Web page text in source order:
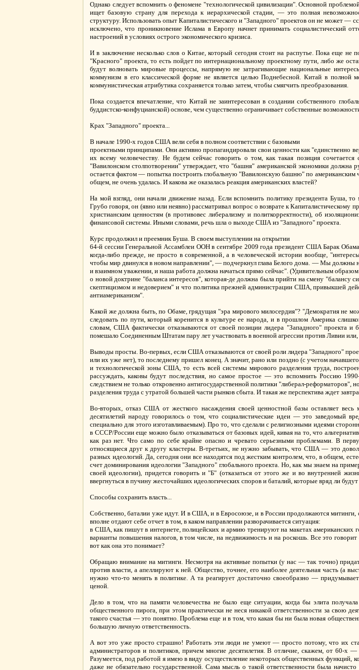
Однако следует вспомнить о феномене "технологической цивилизации". Основной
ищет базовую страну для перехода к иерархической стадии, — это полная
структуру. Использовать опыт Капиталистического и "Западного" проектов он не может —
исключено, что проникновение Ислама в Европу начнет принимать социалистический
настроений в условиях острого экономического кризиса.
И в заключение несколько слов о Китае, который сегодня стоит на распутье. Пока еще не
"Красного" проекта, то есть пойдет по интернациональному проектному пути, либо же
будут волновать мировые процессы, напрямую не затрагивающие национальные
коммунизм в его классической форме не является целью Поднебесной. Китай в полной
коммунистическая атрибутика сохраняется только затем, чтобы смягчить преобразования.
Пока создается впечатление, что Китай не заинтересован в создании собственного
буддистско-конфуцианской) основе, чем существенно ограничивает собственные
Крах "Западного" проекта...
В начале 1990-х годов США вели себя в полном соответствии с базовыми
проектными принципами. Они активно пропагандировали свои ценности как "единственно
их всему человечеству. Не будем сейчас говорить о том, как такая позиция
"Вавилонском столпотворении" утверждает, что "башня" американской экономики
остается фактом — попытка построить глобальную "Вавилонскую башню" по американским
общем, не очень удалась. И какова же оказалась реакция американских властей?
На мой взгляд, они начали движение назад. Если вспомнить политику президента Буша,
Грубо говоря, он (явно или неявно) рассматривал вопрос о возврате к Капиталистическому
христианским ценностям (в противовес либерализму и политкорректности), об
финансовой системы. Иными словами, речь шла о выходе США из "Западного" проекта.
Курс продолжил и преемник Буша. В своем выступлении на открытии
64-й сессии Генеральной Ассамблеи ООН в сентябре 2009 года президент США Барак
когда-либо прежде, не просто в современной, а в человеческой истории вообще,
чтобы мир двинулся в новом направлении", — подчеркнул глава Белого дома. — Мы должны
и взаимном уважении, и наша работа должна начаться прямо сейчас". (Удивительным
о новой доктрине "баланса интересов", которая-де должна была прийти на смену "балансу
скептицизмом и недоверием" и что политика прежней администрации США, привыкшей
антиамериканизм".
Какой же должна быть, по Обаме, грядущая "эра мирового милосердия"? "Демократия не
следовать по пути, который коренится в культуре ее народа, и в прошлом Америка
словам, США фактически отказываются от своей позиции лидера "Западного" проекта
помешало Соединенным Штатам пару лет участвовать в военной агрессии против Ливии
Выводы просты. Во-первых, если США отказываются от своей роли лидера "Западного"
или их уже нет), то последнему пришел конец. А значит, рано или поздно (с учетом
и технологической зоны США, то есть всей системы мирового разделения труда,
рассуждать, каковы будут последствия, но самое простое — это вспомнить Россию
следствием не только откровенно антигосударственной политики "либерал-
разделения труда с утратой большей части рынков сбыта. И такая же перспектива ждет
Во-вторых, отказ США от жесткого насаждения своей ценностной базы оставляет
десятилетий народу говорилось о том, что социалистические идеи — это заведомый
специально для этого изготавливаемым). Про то, что сделали с религиозными идеями
в СССР/России еще можно было отказываться от базовых идей, кивая на то, что
как раз нет. Что само по себе крайне опасно и чревато серьезными проблемами. В
относящиеся друг к другу кластеры. В-третьих, не нужно забывать, что США — это
разных идеологий. Да, сегодня они все находятся под жестким контролем, что, в общем,
счет доминирования идеологии "Западного" глобального проекта. Но, как мы знаем на
своей идеологии), придется говорить и "Б" (отказаться от этого же и во внутренней
ввергнуться в пучину жесточайших идеологических споров и баталий, которые вряд ли
Способы сохранить власть...
Собственно, баталии уже идут. И в США, и в Евросоюзе, и в России продолжаются
вполне отдают себе отчет в том, в каком направлении разворачивается ситуация:
в США, как пишут в интернете, полицейских и армию тренируют на макетах американских
варианты повышения налогов, в том числе, на недвижимость и на роскошь. Все это
вот как она это понимает?
Обращаю внимание на митинги. Несмотря на активные попытки (у нас — так точно)
против власти, а апеллируют к ней. Общество, точнее, его наиболее деятельная часть (а
нужно что-то менять в политике. А та реагирует достаточно своеобразно —
ценой.
Дело в том, что на памяти человечества не было еще ситуации, когда бы элита
общественного пирога, при этом практически не неся никакой ответственности за свою
такого счастья — это понятно. Проблема еще и в том, что какая бы ни была новая
большую личную ответственность.
А вот это уже просто страшно! Работать эти люди не умеют — просто потому, что их
администраторов и политиков, причем многие десятилетия. В отличие, скажем, от 60-х
Разумеется, под работой я имею в виду осуществление некоторых общественных функций,
даже не обязательно государственной. Сама мысль о такой ответственности была